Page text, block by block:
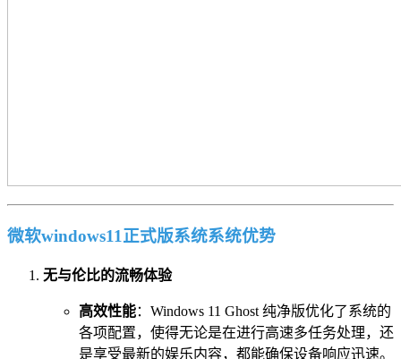
微软windows11正式版系统系统优势
无与伦比的流畅体验
高效性能：Windows 11 Ghost 纯净版优化了系统的
各项配置，使得无论是在进行高速多任务处理，还
是享受最新的娱乐内容，都能确保设备响应迅速。